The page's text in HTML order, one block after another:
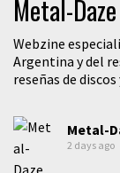
Metal-
Webzine
Argentina y del
reseñas de
Metal-
2 days ago